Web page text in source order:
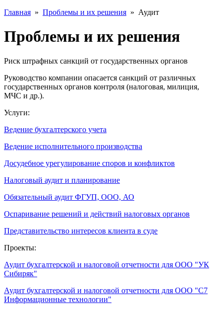
Главная » Проблемы и их решения » Аудит
Проблемы и их решения
Риск штрафных санкций от государственных органов
Руководство компании опасается санкций от различных
государственных органов контроля (налоговая, милиция,
МЧС и др.).
Услуги:
Ведение бухгалтерского учета
Ведение исполнительного производства
Досудебное урегулирование споров и конфликтов
Налоговый аудит и планирование
Обязательный аудит ФГУП, ООО, АО
Оспаривание решений и действий налоговых органов
Представительство интересов клиента в суде
Проекты:
Аудит бухгалтерской и налоговой отчетности для ООО "УК
Сибиряк"
Аудит бухгалтерской и налоговой отчетности для ООО "С7
Информационные технологии"